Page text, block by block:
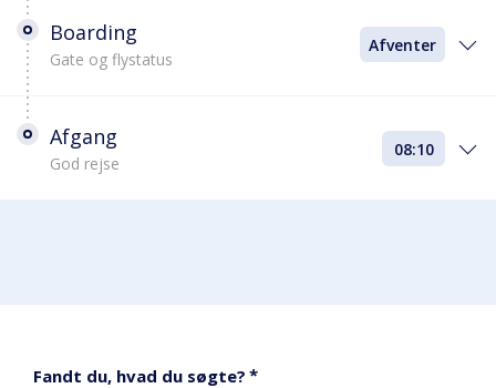
Boarding
Gate og flystatus
Afventer
Afgang
God rejse
08:10
Fandt du, hvad du søgte? *